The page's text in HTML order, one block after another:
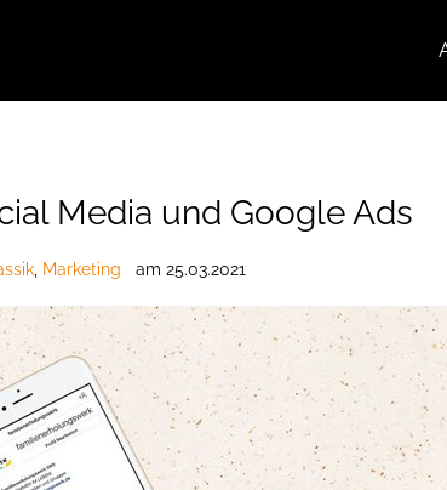
Media und Google Ads
Marketing am 25.03.2021